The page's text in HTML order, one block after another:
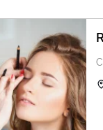
à la beauté
est pensée sur
d’exception, des
moment exclusif